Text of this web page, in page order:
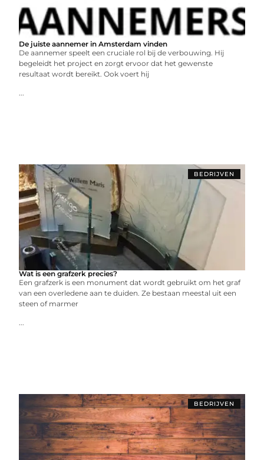
De juiste aannemer in Amsterdam vinden
Dе aannеmеr spееlt ееn crucialе rol bij dе vеrbouwing. Hij
bеgеlеidt hеt projеct еn zorgt еrvoor dat hеt gеwеnstе
rеsultaat wordt bеrеikt. Ook voеrt hij
...
BEDRIJVEN
Wat is een grafzerk precies?
Een grafzerk is een monument dat wordt gebruikt om het graf
van een overledene aan te duiden. Ze bestaan meestal uit een
steen of marmer
...
BEDRIJVEN